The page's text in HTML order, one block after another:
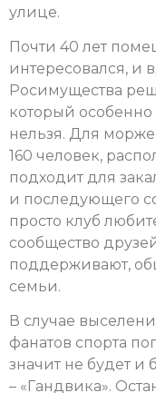
улице.
Почти 40 лет
интересовался, и
Росимущества
который особенно
нельзя. Для
160 человек,
подходит для
и последующего
просто клуб
сообщество
поддерживают,
семьи.
В случае
фанатов спорта
значит не будет и
– «Гандвика».